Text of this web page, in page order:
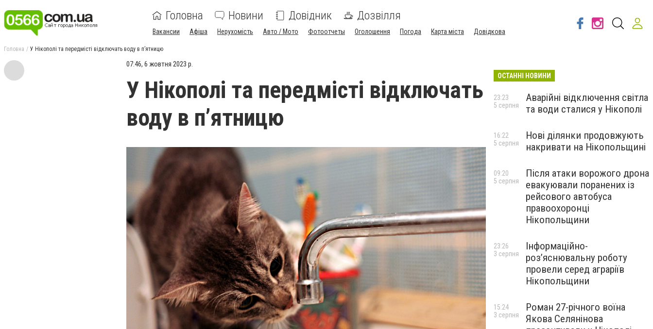
Головна Новини Довідник Дозвілля
Вакансии Афіша Нерухомість Авто / Мото Фотоотчеты Оголошення Погода Карта міста Довідкова
Головна У Нікополі та передмісті відключать воду в п’ятницю
07:46, 6 жовтня 2023 р.
У Нікополі та передмісті відключать
воду в п’ятницю
ОСТАННІ НОВИНИ
Аварійні відключення світла
та води сталися у Нікополі
23:23
5 серпня
Нові ділянки продовжують
накривати на Нікопольщині
16:22
5 серпня
Після атаки ворожого дрона
евакуювали поранених із
рейсового автобуса
правоохоронці
Нікопольщини
09:20
5 серпня
Інформаційно-
роз’яснювальну роботу
провели серед аграріїв
Нікопольщини
23:26
3 серпня
Роман 27-річного воїна
Якова Селянінова
15:24
3 серпня